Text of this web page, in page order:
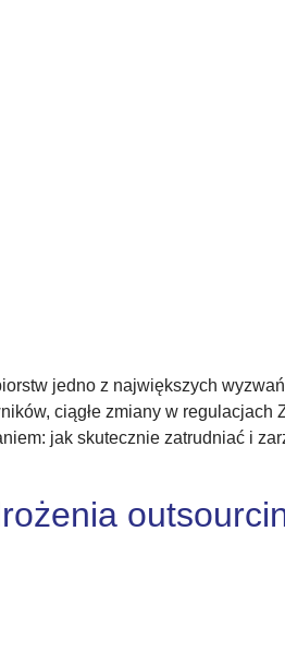
jedno z największych
ciągłe zmiany w
jak skutecznie zatrudniać i